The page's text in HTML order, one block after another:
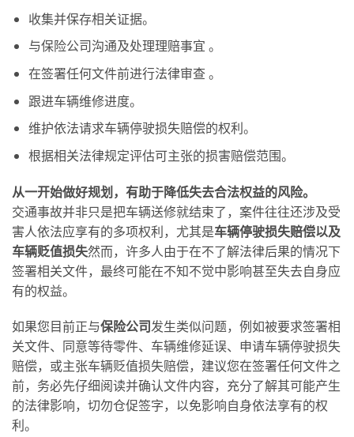
收集并保存相关证据。
与保险公司沟通及处理理赔事宜 。
在签署任何文件前进行法律审查 。
跟进车辆维修进度。
维护依法请求车辆停驶损失赔偿的权利。
根据相关法律规定评估可主张的损害赔偿范围。
从一开始做好规划，有助于降低失去合法权益的风险。
交通事故并非只是把车辆送修就结束了，案件往往还涉及受
害人依法应享有的多项权利，尤其是车辆停驶损失赔偿以及
车辆贬值损失然而，许多人由于在不了解法律后果的情况下
签署相关文件，最终可能在不知不觉中影响甚至失去自身应
有的权益。
如果您目前正与保险公司发生类似问题，例如被要求签署相
关文件、同意等待零件、车辆维修延误、申请车辆停驶损失
赔偿，或主张车辆贬值损失赔偿，建议您在签署任何文件之
前，务必先仔细阅读并确认文件内容，充分了解其可能产生
的法律影响，切勿仓促签字，以免影响自身依法享有的权
利。